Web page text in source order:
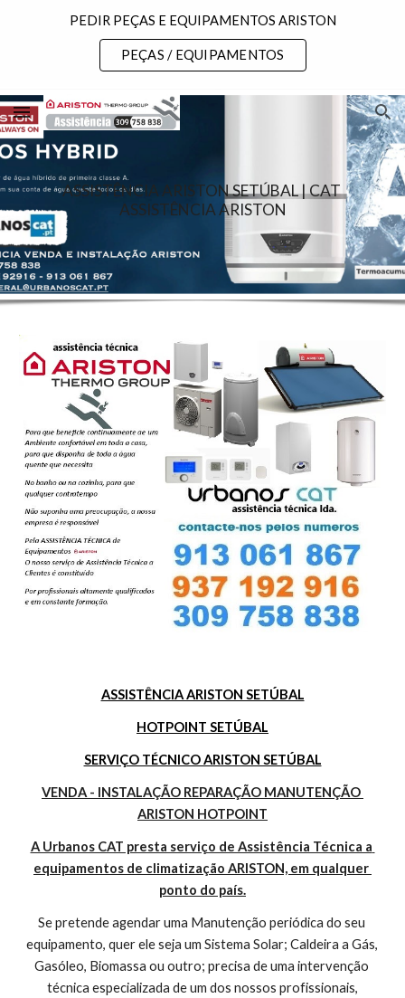
Skip to main content
PEDIR PEÇAS E EQUIPAMENTOS ARISTON
PEÇAS / EQUIPAMENTOS
ASSISTÊNCIA ARISTON SETÚBAL | CAT
ASSISTÊNCIA ARISTON
ASSISTÊNCIA ARISTON SETÚBAL
HOTPOINT SETÚBAL
SERVIÇO TÉCNICO ARISTON SETÚBAL
VENDA - INSTALAÇÃO REPARAÇÃO MANUTENÇÃO
ARISTON HOTPOINT
A Urbanos CAT presta serviço de Assistência Técnica a
equipamentos de climatização ARISTON, em qualquer
ponto do país.
Se pretende agendar uma Manutenção periódica do seu
equipamento, quer ele seja um Sistema Solar; Caldeira a Gás,
Gasóleo, Biomassa ou outro; precisa de uma intervenção
técnica especializada de um dos nossos profissionais,